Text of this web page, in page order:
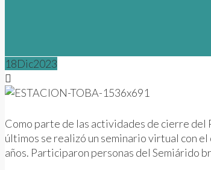
18Dic2023
Como parte de las actividades de cierre
últimos se realizó un seminario virtual con
años. Participaron personas del Semiárido